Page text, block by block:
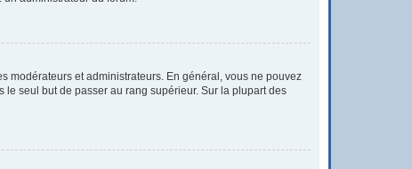
modérateurs et administrateurs. En général, vous ne pouvez
le seul but de passer au rang supérieur. Sur la plupart des